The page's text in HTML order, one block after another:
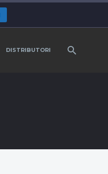
DISTRIBUTORI